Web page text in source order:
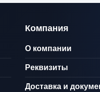
Компания
О компании
Реквизиты
Доставка и